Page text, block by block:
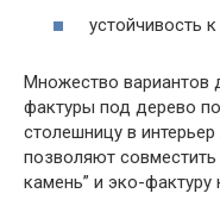
устойчивость
Множество вариантов
фактуры под дерево
столешницу в
позволяют
камень” и эко-фактуру